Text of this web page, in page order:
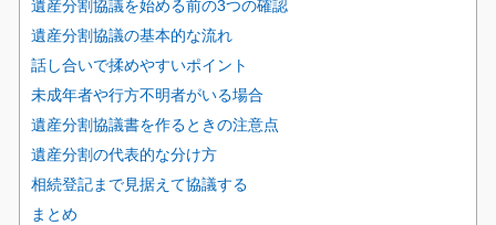
遺産分割協議を始める前の3つの確認
遺産分割協議の基本的な流れ
話し合いで揉めやすいポイント
未成年者や行方不明者がいる場合
遺産分割協議書を作るときの注意点
遺産分割の代表的な分け方
相続登記まで見据えて協議する
まとめ